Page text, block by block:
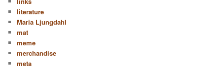
literature
Maria Ljungdahl
mat
meme
merchandise
meta